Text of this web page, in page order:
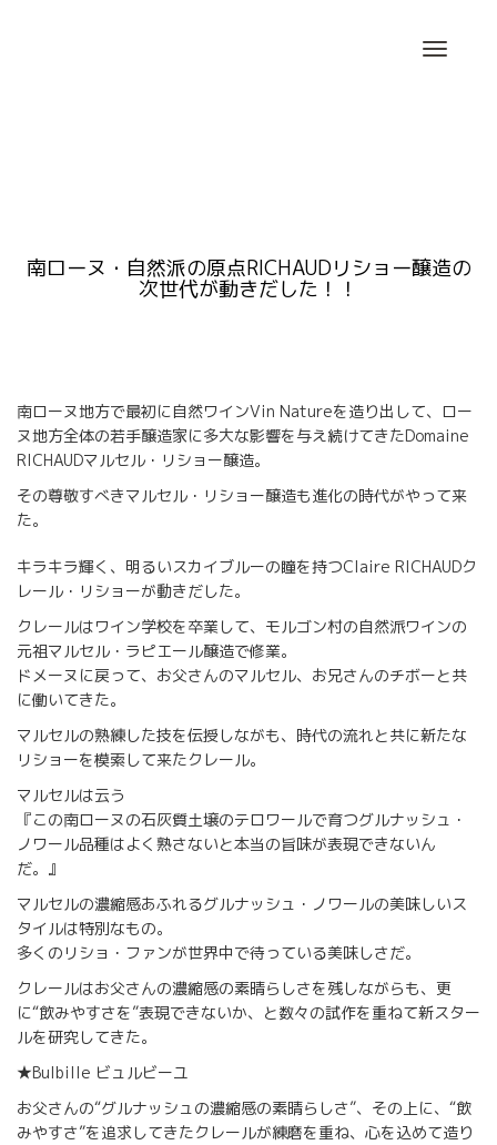
南ローヌ・自然派の原点RICHAUDリショー醸造の
次世代が動きだした！！
南ローヌ地方で最初に自然ワインVin Natureを造り出して、ロー
ヌ地方全体の若手醸造家に多大な影響を与え続けてきたDomaine
RICHAUDマルセル・リショー醸造。
その尊敬すべきマルセル・リショー醸造も進化の時代がやって来
た。
キラキラ輝く、明るいスカイブルーの瞳を持つClaire RICHAUDク
レール・リショーが動きだした。
クレールはワイン学校を卒業して、モルゴン村の自然派ワインの
元祖マルセル・ラピエール醸造で修業。
ドメーヌに戻って、お父さんのマルセル、お兄さんのチボーと共
に働いてきた。
マルセルの熟練した技を伝授しながも、時代の流れと共に新たな
リショーを模索して来たクレール。
マルセルは云う
『この南ローヌの石灰質土壌のテロワールで育つグルナッシュ・
ノワール品種はよく熟さないと本当の旨味が表現できないん
だ。』
マルセルの濃縮感あふれるグルナッシュ・ノワールの美味しいス
タイルは特別なもの。
多くのリショ・ファンが世界中で待っている美味しさだ。
クレールはお父さんの濃縮感の素晴らしさを残しながらも、更
に“飲みやすさを”表現できないか、と数々の試作を重ねて新スター
ルを研究してきた。
★Bulbille ビュルビーユ
お父さんの“グルナッシュの濃縮感の素晴らしさ”、その上に、“飲
みやすさ”を追求してきたクレールが練磨を重ね、心を込めて造り